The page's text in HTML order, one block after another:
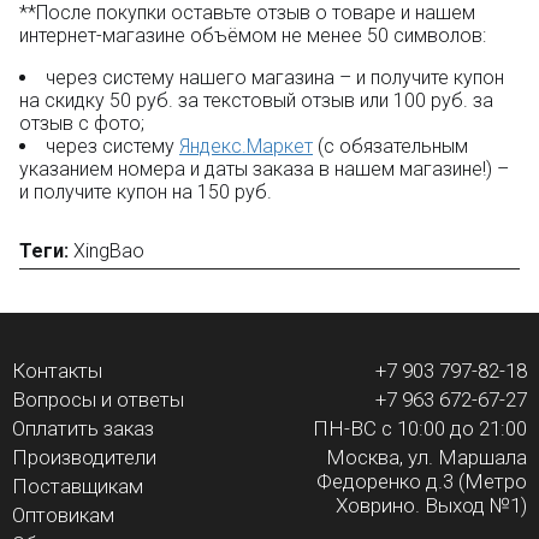
**После покупки оставьте отзыв о товаре и нашем
интернет-магазине объёмом не менее 50 символов:
через систему нашего магазина – и получите купон
на скидку 50 руб. за текстовый отзыв или 100 руб. за
отзыв с фото;
через систему Яндекс.Маркет (с обязательным
указанием номера и даты заказа в нашем магазине!) –
и получите купон на 150 руб.
Теги: XingBao
Контакты
Вопросы и ответы
Оплатить заказ
Производители
Поставщикам
Оптовикам
+7 903 797-82-18
+7 963 672-67-27
ПН-ВС с 10:00 до 21:00
Москва, ул. Маршала
Федоренко д.3 (Метро
Ховрино. Выход №1)